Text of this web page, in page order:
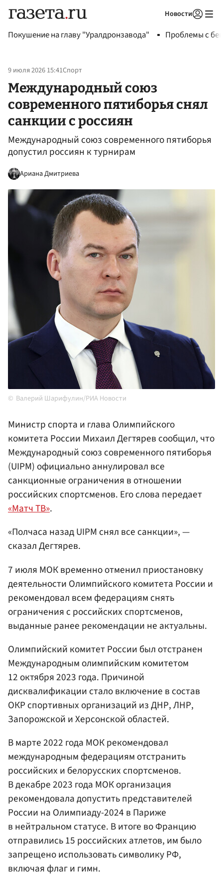
Новости
Покушение на главу "Уралдронзавода" Проблемы с
9 июля 2026 15:41Спорт
Международный союз
современного пятиборья снял
санкции с россиян
Международный союз современного пятиборья
допустил россиян к турнирам
Ариана Дмитриева
Валерий Шарифулин/РИА Новости
Министр спорта и глава Олимпийского
комитета России Михаил Дегтярев сообщил, что
Международный союз современного пятиборья
(UIPM) официально аннулировал все
санкционные ограничения в отношении
российских спортсменов. Его слова передает
«Матч ТВ».
«Полчаса назад UIPM снял все санкции», —
сказал Дегтярев.
7 июля МОК временно отменил приостановку
деятельности Олимпийского комитета России и
рекомендовал всем федерациям снять
ограничения с российских спортсменов,
выданные ранее рекомендации не актуальны.
Олимпийский комитет России был отстранен
Международным олимпийским комитетом
12 октября 2023 года. Причиной
дисквалификации стало включение в состав
ОКР спортивных организаций из ДНР, ЛНР,
Запорожской и Херсонской областей.
В марте 2022 года МОК рекомендовал
международным федерациям отстранить
российских и белорусских спортсменов.
В декабре 2023 года МОК организация
рекомендовала допустить представителей
России на Олимпиаду-2024 в Париже
в нейтральном статусе. В итоге во Францию
отправились 15 российских атлетов, им было
запрещено использовать символику РФ,
включая флаг и гимн.